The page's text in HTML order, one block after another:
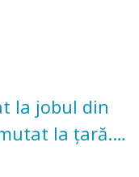
la jobul din
la țară.
grădina